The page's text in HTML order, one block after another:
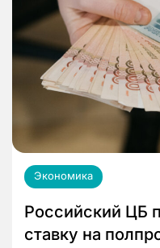
Экономика
Российский ЦБ
ставку на